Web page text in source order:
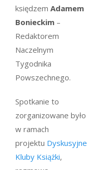
księdzem Adamem
Bonieckim –
Redaktorem
Naczelnym
Tygodnika
Powszechnego.
Spotkanie to
zorganizowane było
w ramach
projektu Dyskusyjne
Kluby Książki,